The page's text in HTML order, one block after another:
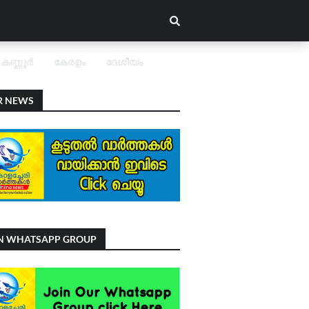
കണ്ണൂർ കേരളം ദേശീയം
NEWS
WHATSAPP GROUP